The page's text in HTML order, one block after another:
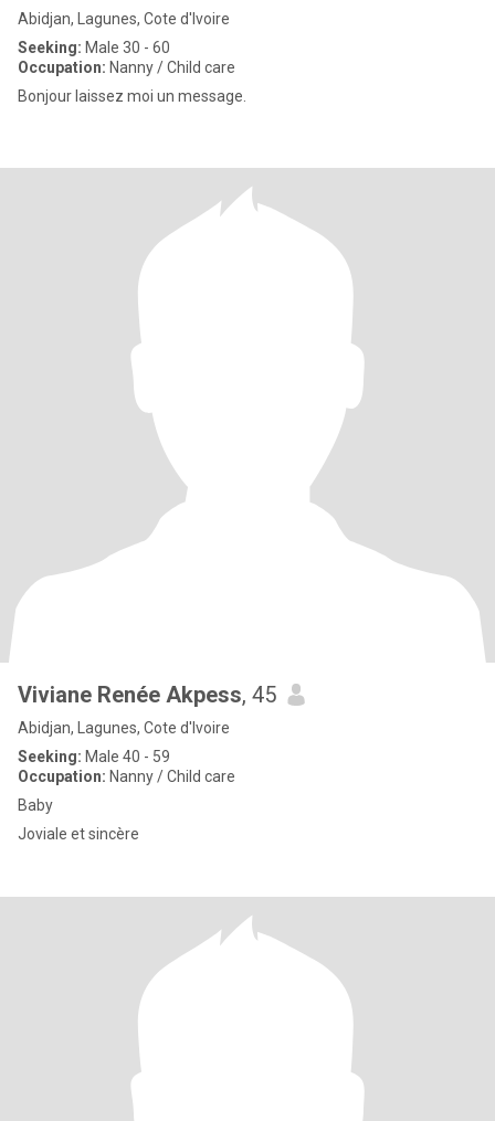
Abidjan, Lagunes, Cote d'Ivoire
Seeking: Male 30 - 60
Occupation: Nanny / Child care
Bonjour laissez moi un message.
Viviane Renée Akpess, 45
Abidjan, Lagunes, Cote d'Ivoire
Seeking: Male 40 - 59
Occupation: Nanny / Child care
Baby
Joviale et sincère